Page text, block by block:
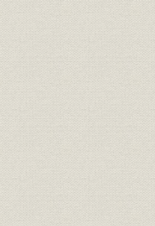
附記、 郷里への手紙 矢部
三、 山林調査員として比島
四、 フィリピン進出回顧録
第六編 ニューギニア
一、 ニューギニアの森林調
二、 南方第一作業部隊員と
三、 ニューギニア製紙工場
四、 ニューギニア脱出行 小